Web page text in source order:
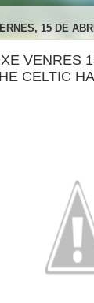
15 DE
VENRES
CELTIC